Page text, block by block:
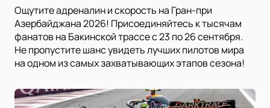
Ощутите адреналин и скорость на Гран-при
Азербайджана 2026! Присоединяйтесь к тысячам
фанатов на Бакинской трассе с 23 по 26 сентября.
Не пропустите шанс увидеть лучших пилотов мира
на одном из самых захватывающих этапов сезона!